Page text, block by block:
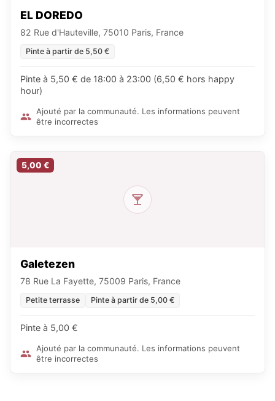
EL DOREDO
82 Rue d'Hauteville, 75010 Paris, France
Pinte à partir de 5,50 €
Pinte à 5,50 € de 18:00 à 23:00 (6,50 € hors happy
hour)
Ajouté par la communauté. Les informations peuvent
être incorrectes
5,00 €
Galetezen
78 Rue La Fayette, 75009 Paris, France
Petite terrasse Pinte à partir de 5,00 €
Pinte à 5,00 €
Ajouté par la communauté. Les informations peuvent
être incorrectes